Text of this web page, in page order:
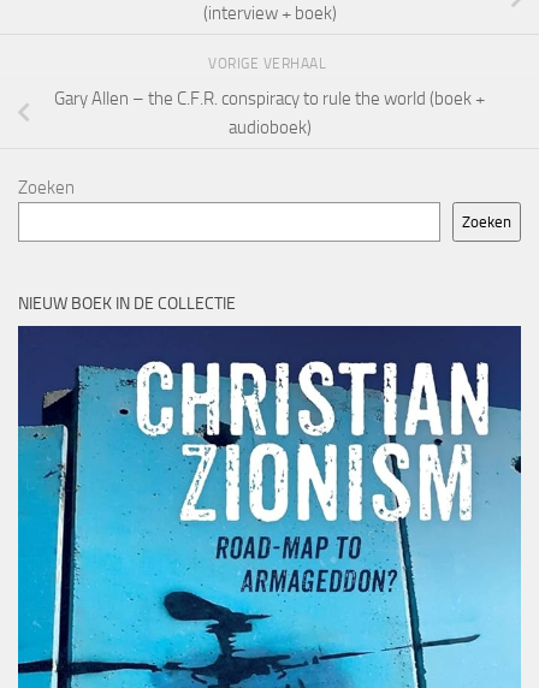
(interview + boek)
VORIGE VERHAAL
Gary Allen – the C.F.R. conspiracy to rule the world (boek +
audioboek)
Zoeken
Zoeken
NIEUW BOEK IN DE COLLECTIE